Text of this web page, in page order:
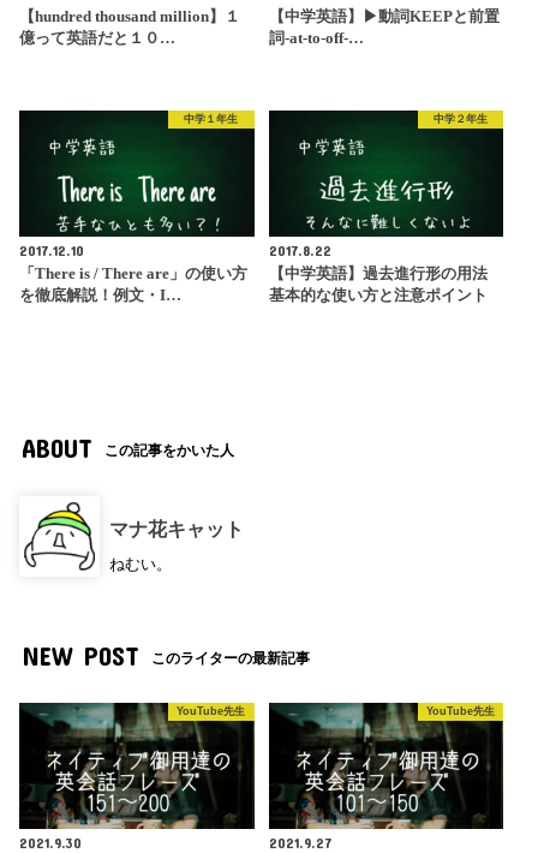
【hundred thousand million】１
億って英語だと１０…
【中学英語】▶︎動詞KEEPと前置
詞-at-to-off-…
中学１年生
2017.12.10
「There is / There are」の使い方
を徹底解説！例文・I…
中学２年生
2017.8.22
【中学英語】過去進行形の用法
基本的な使い方と注意ポイント
ABOUT この記事をかいた人
マナ花キャット
ねむい。
NEW POST このライターの最新記事
YouTube先生
2021.9.30
YouTube先生
2021.9.27